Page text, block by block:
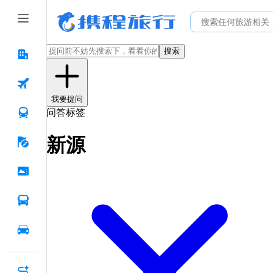
搜索
我要提问
问答标签
新源